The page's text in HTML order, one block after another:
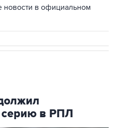
новости в официальном
в РПЛ